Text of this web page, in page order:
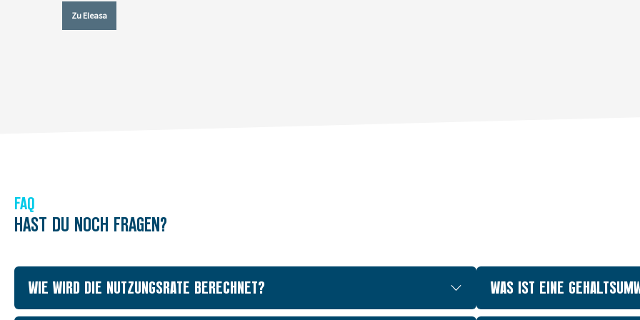
Zu Eleasa
FAQ
HAST DU NOCH FRAGEN?
WIE WIRD DIE NUTZUNGSRATE BERECHNET? WAS IST EINE